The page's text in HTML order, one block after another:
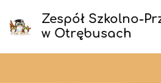
Zespół Szkolno-
w Otrębusach